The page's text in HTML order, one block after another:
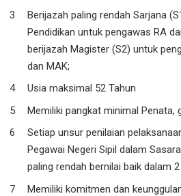
Berijazah paling rendah Sarjana
Pendidikan untuk pengawas RA
berijazah Magister (S2) untuk
dan MAK;
Usia maksimal 52 Tahun
Memiliki pangkat minimal Penata,
Setiap unsur penilaian
Pegawai Negeri Sipil dalam
paling rendah bernilai baik dalam
Memiliki komitmen dan